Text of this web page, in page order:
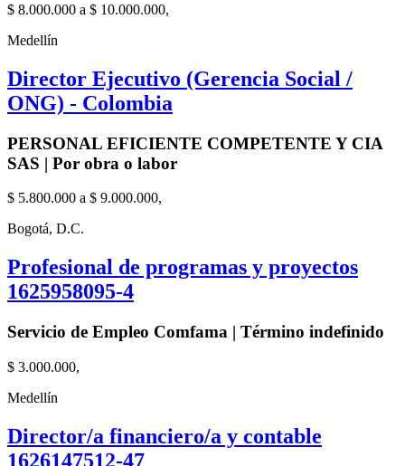
$ 8.000.000 a $ 10.000.000,
Medellín
Director Ejecutivo (Gerencia Social /
ONG) - Colombia
PERSONAL EFICIENTE COMPETENTE Y CIA
SAS | Por obra o labor
$ 5.800.000 a $ 9.000.000,
Bogotá, D.C.
Profesional de programas y proyectos
1625958095-4
Servicio de Empleo Comfama | Término indefinido
$ 3.000.000,
Medellín
Director/a financiero/a y contable
1626147512-47